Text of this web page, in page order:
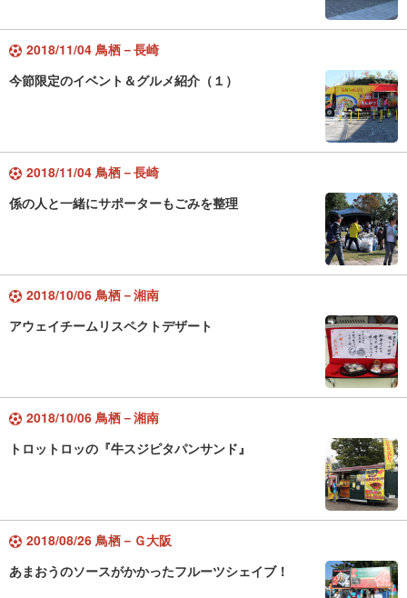
2018/11/04 鳥栖－長崎
今節限定のイベント＆グルメ紹介（１）
2018/11/04 鳥栖－長崎
係の人と一緒にサポーターもごみを整理
2018/10/06 鳥栖－湘南
アウェイチームリスペクトデザート
2018/10/06 鳥栖－湘南
トロットロッの『牛スジピタパンサンド』
2018/08/26 鳥栖－Ｇ大阪
あまおうのソースがかかったフルーツシェイブ！